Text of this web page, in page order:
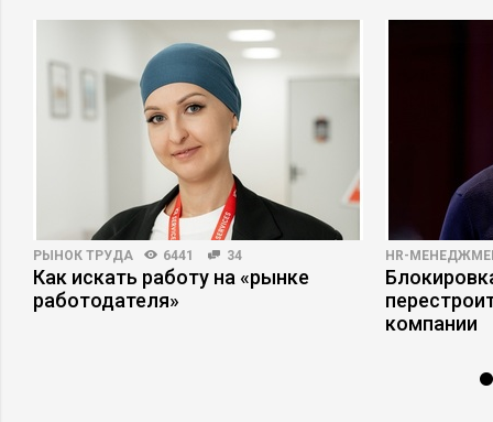
РЫНОК ТРУДА 6441 34
Как искать работу на «рынке
работодателя»
HR-
компании